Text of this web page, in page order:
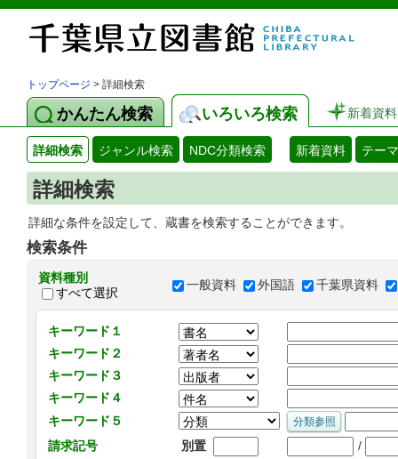
トップページ > 詳細検索
かんたん検索 いろいろ検索 新着資料
詳細検索 ジャンル検索 NDC分類検索 新着資料 テー
詳細検索
詳細な条件を設定して、蔵書を検索することができます。
検索条件
資料種別
すべて選択
一般資料 外国語 千葉県資料
キーワード１
キーワード２
キーワード３
キーワード４
キーワード５
請求記号
別置 /